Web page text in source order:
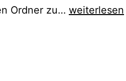
Ordner zu… Ordnerzugriff
weiterlesen